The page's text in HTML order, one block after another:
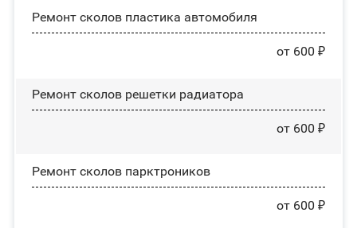
Ремонт сколов пластика автомобиля
от 600 ₽
Ремонт сколов решетки радиатора
от 600 ₽
Ремонт сколов парктроников
от 600 ₽